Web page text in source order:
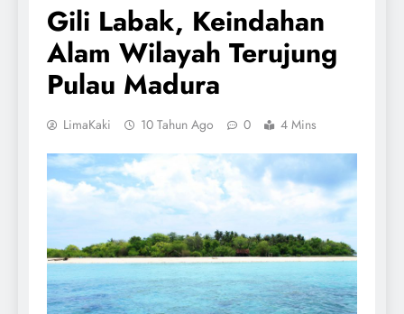
Gili Labak, Keindahan
Alam Wilayah Terujung
Pulau Madura
LimaKaki 10 Tahun Ago 0 4 Mins